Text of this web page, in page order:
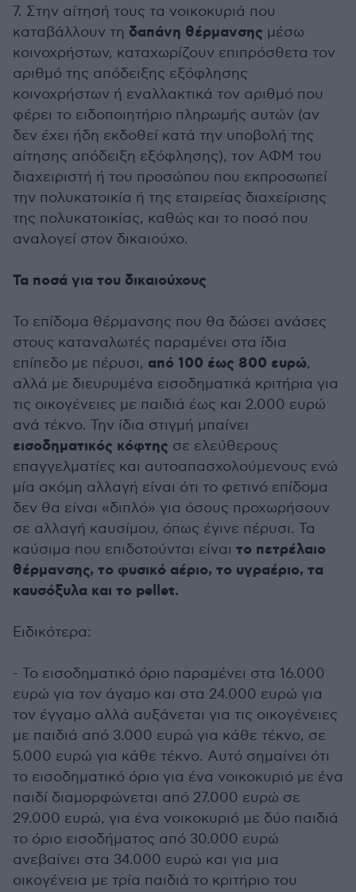
7. Στην αίτησή τους τα νοικοκυριά που
καταβάλλουν τη δαπάνη θέρμανσης μέσω
κοινοχρήστων, καταχωρίζουν επιπρόσθετα τον
αριθμό της απόδειξης εξόφλησης
κοινοχρήστων ή εναλλακτικά τον αριθμό που
φέρει το ειδοποιητήριο πληρωμής αυτών (αν
δεν έχει ήδη εκδοθεί κατά την υποβολή της
αίτησης απόδειξη εξόφλησης), τον ΑΦΜ του
διαχειριστή ή του προσώπου που εκπροσωπεί
την πολυκατοικία ή της εταιρείας διαχείρισης
της πολυκατοικίας, καθώς και το ποσό που
αναλογεί στον δικαιούχο.
Τα ποσά για του δικαιούχους
Το επίδομα θέρμανσης που θα δώσει ανάσες
στους καταναλωτές παραμένει στα ίδια
επίπεδο με πέρυσι, από 100 έως 800 ευρώ,
αλλά με διευρυμένα εισοδηματικά κριτήρια για
τις οικογένειες με παιδιά έως και 2.000 ευρώ
ανά τέκνο. Την ίδια στιγμή μπαίνει
εισοδηματικός κόφτης σε ελεύθερους
επαγγελματίες και αυτοαπασχολούμενους ενώ
μία ακόμη αλλαγή είναι ότι το φετινό επίδομα
δεν θα είναι «διπλό» για όσους προχωρήσουν
σε αλλαγή καυσίμου, όπως έγινε πέρυσι. Τα
καύσιμα που επιδοτούνται είναι το πετρέλαιο
θέρμανσης, το φυσικό αέριο, το υγραέριο, τα
καυσόξυλα και το pellet.
Ειδικότερα:
- Το εισοδηματικό όριο παραμένει στα 16.000
ευρώ για τον άγαμο και στα 24.000 ευρώ για
τον έγγαμο αλλά αυξάνεται για τις οικογένειες
με παιδιά από 3.000 ευρώ για κάθε τέκνο, σε
5.000 ευρώ για κάθε τέκνο. Αυτό σημαίνει ότι
το εισοδηματικό όριο για ένα νοικοκυριό με ένα
παιδί διαμορφώνεται από 27.000 ευρώ σε
29.000 ευρώ, για ένα νοικοκυριό με δύο παιδιά
το όριο εισοδήματος από 30.000 ευρώ
ανεβαίνει στα 34.000 ευρώ και για μια
οικογένεια με τρία παιδιά το κριτήριο του